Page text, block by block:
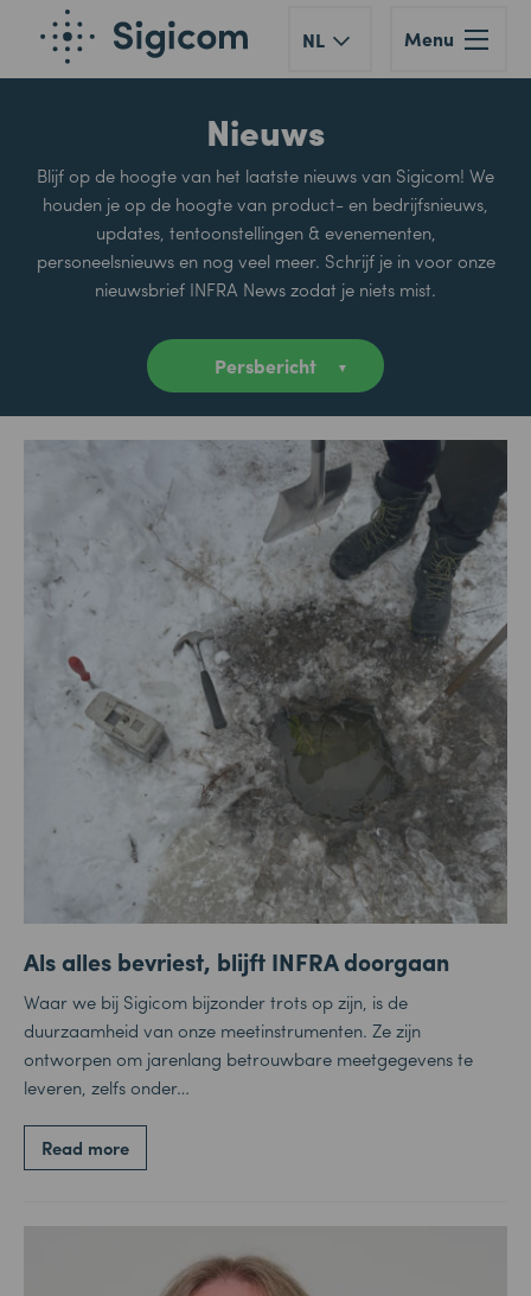
NL Menu
Nieuws
Blijf op de hoogte van het laatste nieuws van Sigicom! We
houden je op de hoogte van product- en bedrijfsnieuws,
updates, tentoonstellingen & evenementen,
personeelsnieuws en nog veel meer. Schrijf je in voor onze
nieuwsbrief INFRA News zodat je niets mist.
Als alles bevriest, blijft INFRA doorgaan
Waar we bij Sigicom bijzonder trots op zijn, is de
duurzaamheid van onze meetinstrumenten. Ze zijn
ontworpen om jarenlang betrouwbare meetgegevens te
leveren, zelfs onder…
Read more